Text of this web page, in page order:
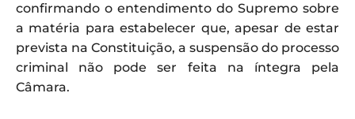
confirmando o entendimento do Supremo sobre
a matéria para estabelecer que, apesar de estar
prevista na Constituição, a suspensão do processo
criminal não pode ser feita na íntegra pela
Câmara.